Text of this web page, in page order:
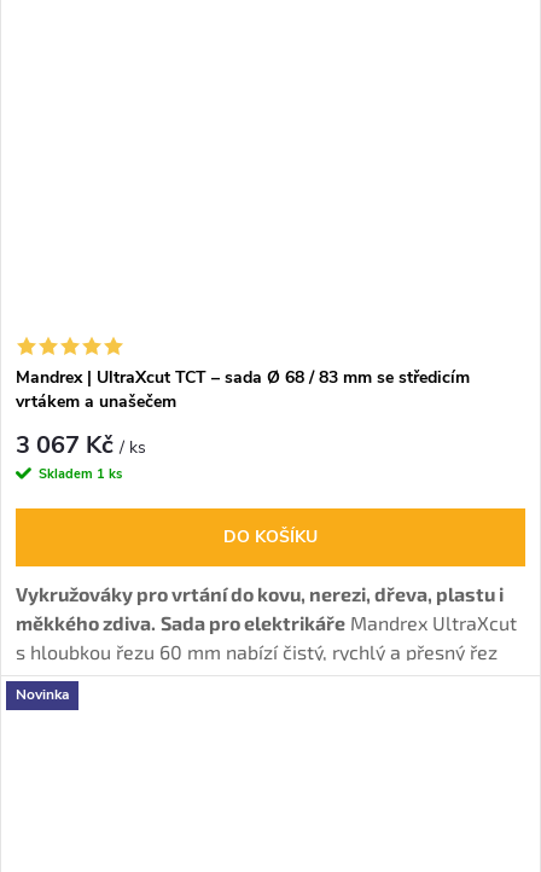
Mandrex | UltraXcut TCT – sada Ø 68 / 83 mm se středicím
vrtákem a unašečem
3 067 Kč/ ks
Skladem 1 ks
DO KOŠÍKU
Vykružováky pro vrtání do kovu, nerezi, dřeva, plastu i
měkkého zdiva. Sada pro elektrikáře Mandrex UltraXcut
s hloubkou řezu 60 mm nabízí čistý, rychlý a přesný řez
včetně unašeče s HHS vrtákem + TCT vrták zdiva.
Novinka